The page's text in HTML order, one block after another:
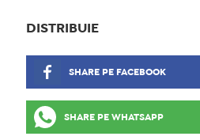
DISTRIBUIE
SHARE PE FACEBOOK
SHARE PE WHATSAPP